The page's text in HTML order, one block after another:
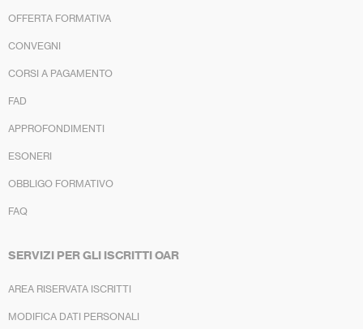
OFFERTA FORMATIVA
CONVEGNI
CORSI A PAGAMENTO
FAD
APPROFONDIMENTI
ESONERI
OBBLIGO FORMATIVO
FAQ
SERVIZI PER GLI ISCRITTI OAR
AREA RISERVATA ISCRITTI
MODIFICA DATI PERSONALI